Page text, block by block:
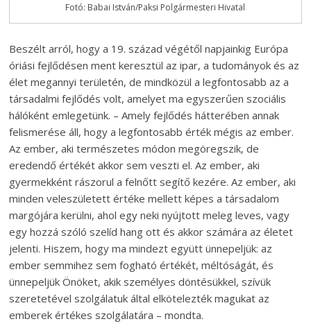
Fotó: Babai István/Paksi Polgármesteri Hivatal
Beszélt arról, hogy a 19. század végétől napjainkig Európa
óriási fejlődésen ment keresztül az ipar, a tudományok és az
élet megannyi területén, de mindközül a legfontosabb az a
társadalmi fejlődés volt, amelyet ma egyszerűen szociális
hálóként emlegetünk. – Amely fejlődés hátterében annak
felismerése áll, hogy a legfontosabb érték mégis az ember.
Az ember, aki természetes módon megöregszik, de
eredendő értékét akkor sem veszti el. Az ember, aki
gyermekként rászorul a felnőtt segítő kezére. Az ember, aki
minden veleszületett értéke mellett képes a társadalom
margójára kerülni, ahol egy neki nyújtott meleg leves, vagy
egy hozzá szóló szelíd hang ott és akkor számára az életet
jelenti. Hiszem, hogy ma mindezt együtt ünnepeljük: az
ember semmihez sem fogható értékét, méltóságát, és
ünnepeljük Önöket, akik személyes döntésükkel, szívük
szeretetével szolgálatuk által elkötelezték magukat az
emberek értékes szolgálatára – mondta.